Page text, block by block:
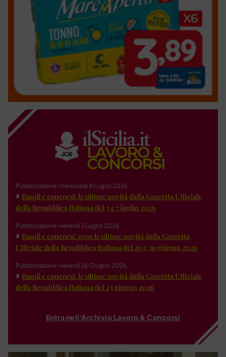
Pubblicazione: mercoledì 8 Luglio 2026
Bandi e concorsi: le ultime novità dalla Gazzetta Ufficiale
della Repubblica Italiana del 3 e 7 luglio 2026
Pubblicazione: venerdì 3 Luglio 2026
Bandi e concorsi: ecco le ultime novità dalla Gazzetta
Ufficiale della Repubblica Italiana del 26 e 30 giugno 2026
Pubblicazione: venerdì 26 Giugno 2026
Bandi e concorsi: le ultime novità dalla Gazzetta Ufficiale
della Repubblica Italiana del 23 giugno 2026
Entra nell'Archivio Lavoro & Concorsi